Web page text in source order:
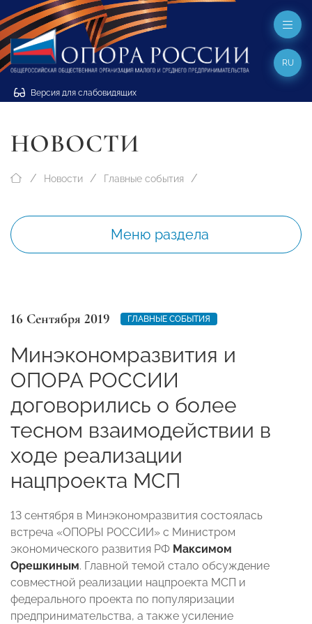
Версия для слабовидящих
RU
НОВОСТИ
Новости Главные события
Меню раздела
16 Сентября 2019 ГЛАВНЫЕ СОБЫТИЯ
Минэкономразвития и
ОПОРА РОССИИ
договорились о более
тесном взаимодействии в
ходе реализации
нацпроекта МСП
13 сентября в Минэкономразвития состоялась
встреча «ОПОРЫ РОССИИ» с Министром
экономического развития РФ Максимом
Орешкиным. Главной темой стало обсуждение
совместной реализации нацпроекта МСП и
федерального проекта по популяризации
предпринимательства, а также усиление